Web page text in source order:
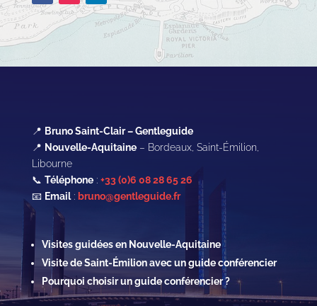
📍 Bruno Saint-Clair – Gentleguide
📍 Nouvelle-Aquitaine– Bordeaux, Saint-Émilion,
Libourne
📞 Téléphone: +33 (0)6 08 28 65 26
📧 Email: bruno@gentleguide.fr
Visites guidées en Nouvelle-Aquitaine
Visite de Saint-Émilion avec un guide conférencier
Pourquoi choisir un guide conférencier ?